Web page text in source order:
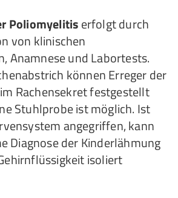
Poliomyelitiserfolgt durch
von klinischen
Anamnese und Labortests.
können Erreger der
Rachensekret festgestellt
Stuhlprobe ist möglich. Ist
angegriffen, kann
Diagnose der Kinderlähmung
isoliert